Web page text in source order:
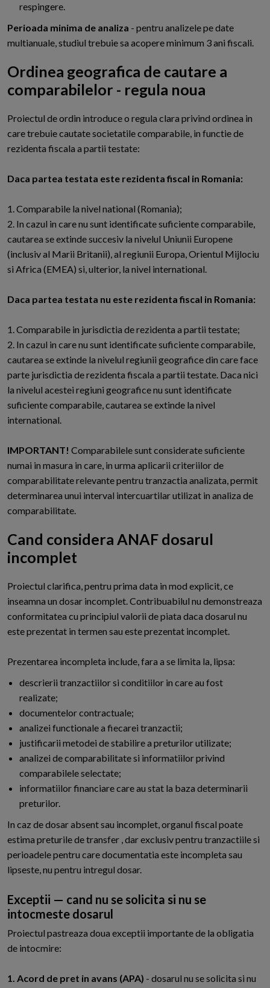
respingere.
Perioada minima de analiza - pentru analizele pe date
multianuale, studiul trebuie sa acopere minimum 3 ani fiscali.
Ordinea geografica de cautare a
comparabilelor - regula noua
Proiectul de ordin introduce o regula clara privind ordinea in
care trebuie cautate societatile comparabile, in functie de
rezidenta fiscala a partii testate:
Daca partea testata este rezidenta fiscal in Romania:
1. Comparabile la nivel national (Romania);
2. In cazul in care nu sunt identificate suficiente comparabile,
cautarea se extinde succesiv la nivelul Uniunii Europene
(inclusiv al Marii Britanii), al regiunii Europa, Orientul Mijlociu
si Africa (EMEA) si, ulterior, la nivel international.
Daca partea testata nu este rezidenta fiscal in Romania:
1. Comparabile in jurisdictia de rezidenta a partii testate;
2. In cazul in care nu sunt identificate suficiente comparabile,
cautarea se extinde la nivelul regiunii geografice din care face
parte jurisdictia de rezidenta fiscala a partii testate. Daca nici
la nivelul acestei regiuni geografice nu sunt identificate
suficiente comparabile, cautarea se extinde la nivel
international.
IMPORTANT! Comparabilele sunt considerate suficiente
numai in masura in care, in urma aplicarii criteriilor de
comparabilitate relevante pentru tranzactia analizata, permit
determinarea unui interval intercuartilar utilizat in analiza de
comparabilitate.
Cand considera ANAF dosarul
incomplet
Proiectul clarifica, pentru prima data in mod explicit, ce
inseamna un dosar incomplet. Contribuabilul nu demonstreaza
conformitatea cu principiul valorii de piata daca dosarul nu
este prezentat in termen sau este prezentat incomplet.
Prezentarea incompleta include, fara a se limita la, lipsa:
descrierii tranzactiilor si conditiilor in care au fost
realizate;
documentelor contractuale;
analizei functionale a fiecarei tranzactii;
justificarii metodei de stabilire a preturilor utilizate;
analizei de comparabilitate si informatiilor privind
comparabilele selectate;
informatiilor financiare care au stat la baza determinarii
preturilor.
In caz de dosar absent sau incomplet, organul fiscal poate
estima preturile de transfer , dar exclusiv pentru tranzactiile si
perioadele pentru care documentatia este incompleta sau
lipseste, nu pentru intregul dosar.
Exceptii — cand nu se solicita si nu se
intocmeste dosarul
Proiectul pastreaza doua exceptii importante de la obligatia
de intocmire:
1. Acord de pret in avans (APA) - dosarul nu se solicita si nu